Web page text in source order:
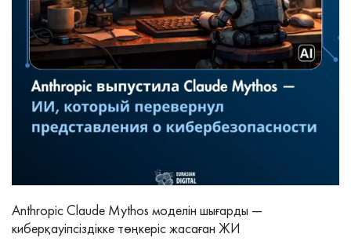
Anthropic Claude Mythos моделін шығарды —
киберқауіпсіздікке төңкеріс жасаған ЖИ